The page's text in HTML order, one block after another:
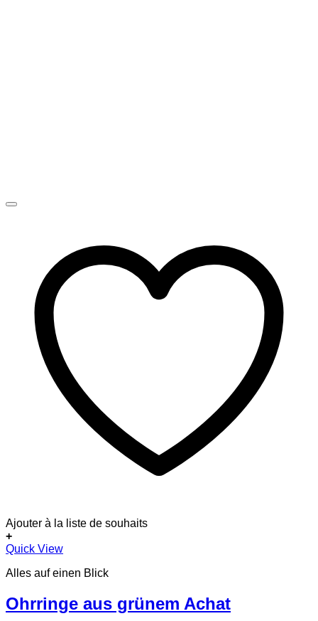
Ajouter à la liste de souhaits
+
Quick View
Alles auf einen Blick
Ohrringe aus grünem Achat